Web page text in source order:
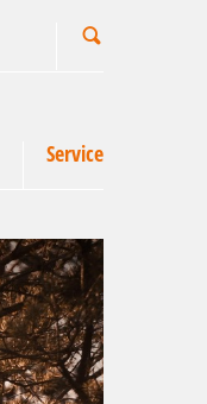
Service